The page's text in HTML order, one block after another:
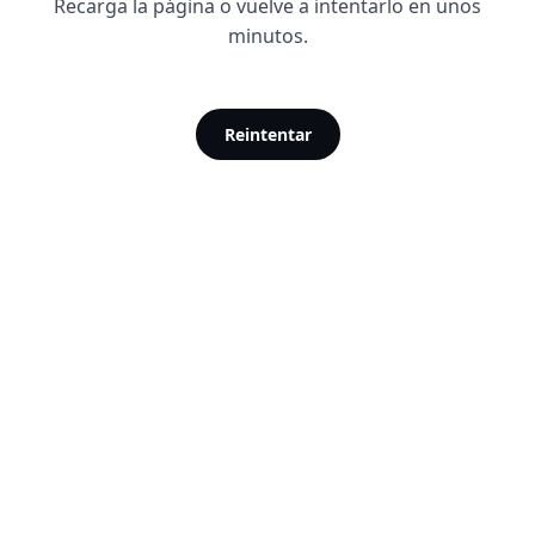
Recarga la página o vuelve a intentarlo en unos
minutos.
Reintentar